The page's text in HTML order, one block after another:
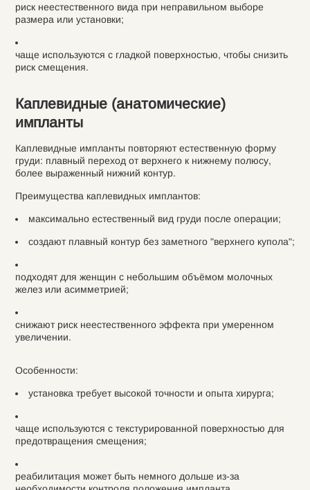
риск неестественного вида при неправильном выборе
размера или установки;
чаще используются с гладкой поверхностью, чтобы снизить
риск смещения.
Каплевидные (анатомические)
импланты
Каплевидные импланты повторяют естественную форму
груди: плавный переход от верхнего к нижнему полюсу,
более выраженный нижний контур.
Преимущества каплевидных имплантов:
максимально естественный вид груди после операции;
создают плавный контур без заметного "верхнего купола";
подходят для женщин с небольшим объёмом молочных
желез или асимметрией;
снижают риск неестественного эффекта при умеренном
увеличении.
Особенности:
установка требует высокой точности и опыта хирурга;
чаще используются с текстурированной поверхностью для
предотвращения смещения;
реабилитация может быть немного дольше из-за